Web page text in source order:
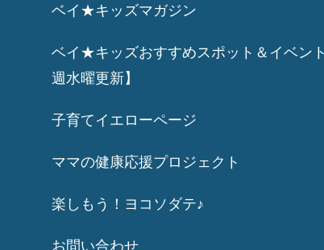
ベイ★キッズマガジン
ベイ★キッズおすすめスポット＆イベン
週水曜更新】
子育てイエローページ
ママの健康応援プロジェクト
楽しもう！ヨコソダテ♪
お問い合わせ